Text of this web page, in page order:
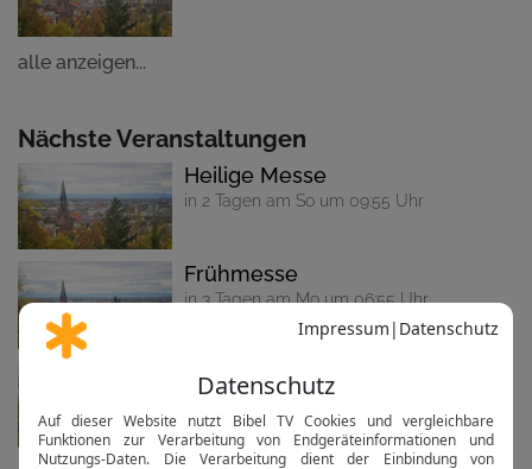
alle anzeigen...
Nächste Veranstaltungen
Heilige Messe
in 2 Tagen am So um 09:55 Uhr
Frühmesse
in 3 Tagen am Mo um 06:55 Uhr
Frühmesse
in 6 Tagen am Do um 06:55 Uhr